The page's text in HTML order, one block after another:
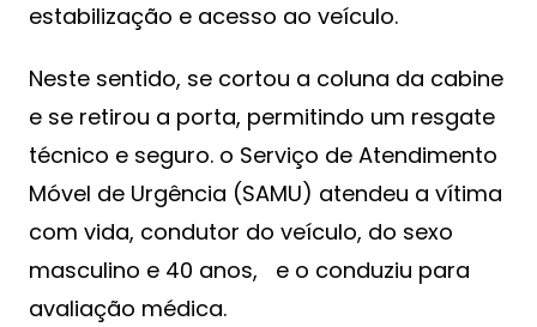
estabilização e acesso ao veículo.
Neste sentido, se cortou a coluna da cabine
e se retirou a porta, permitindo um resgate
técnico e seguro. o Serviço de Atendimento
Móvel de Urgência (SAMU) atendeu a vítima
com vida, condutor do veículo, do sexo
masculino e 40 anos, e o conduziu para
avaliação médica.